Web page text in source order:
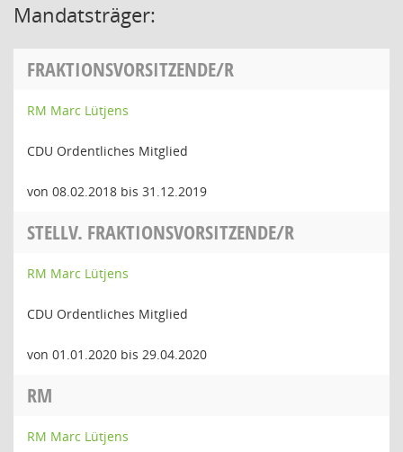
Mandatsträger:
FRAKTIONSVORSITZENDE/R
RM Marc Lütjens
CDU Ordentliches Mitglied
von 08.02.2018 bis 31.12.2019
STELLV. FRAKTIONSVORSITZENDE/R
RM Marc Lütjens
CDU Ordentliches Mitglied
von 01.01.2020 bis 29.04.2020
RM
RM Marc Lütjens